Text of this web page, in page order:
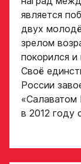
является
двух
зрелом
покорился
Своё
России
в 2012 году